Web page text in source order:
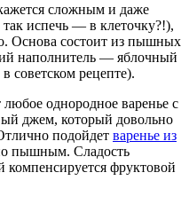
сложным и даже
испечь — в клеточку?!),
Основа состоит из пышных
наполнитель — яблочный
советском рецепте).
однородное варенье с
джем, который довольно
подойдет варенье из
пышным. Сладость
фруктовой